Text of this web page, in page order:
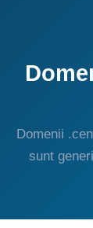
Domenii
sunt